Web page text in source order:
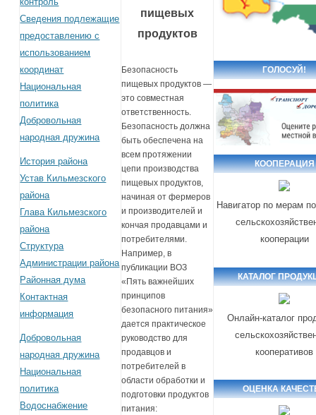
Сведения подлежащие
предоставлению с
использованием
координат
Национальная
политика
Добровольная
народная дружина
История района
Устав Кильмезского
района
Глава Кильмезского
района
Структура
Администрации района
Районная дума
Контактная
информация
Добровольная
народная дружина
Национальная
политика
Водоснабжение
пищевых
продуктов
Безопасность
пищевых продуктов —
это совместная
ответственность.
Безопасность должна
быть обеспечена на
всем протяжении
цепи производства
пищевых продуктов,
начиная от фермеров
и производителей и
кончая продавцами и
потребителями.
Например, в
публикации ВОЗ
«Пять важнейших
принципов
безопасного питания»
дается практическое
руководство для
продавцов и
потребителей в
области обработки и
подготовки продуктов
питания:
ГОЛОСУЙ!
КООПЕРАЦИЯ
Навигатор по мерам
кооперации
КАТАЛОГ
Онлайн-каталог
кооперативов
ОЦЕНКА